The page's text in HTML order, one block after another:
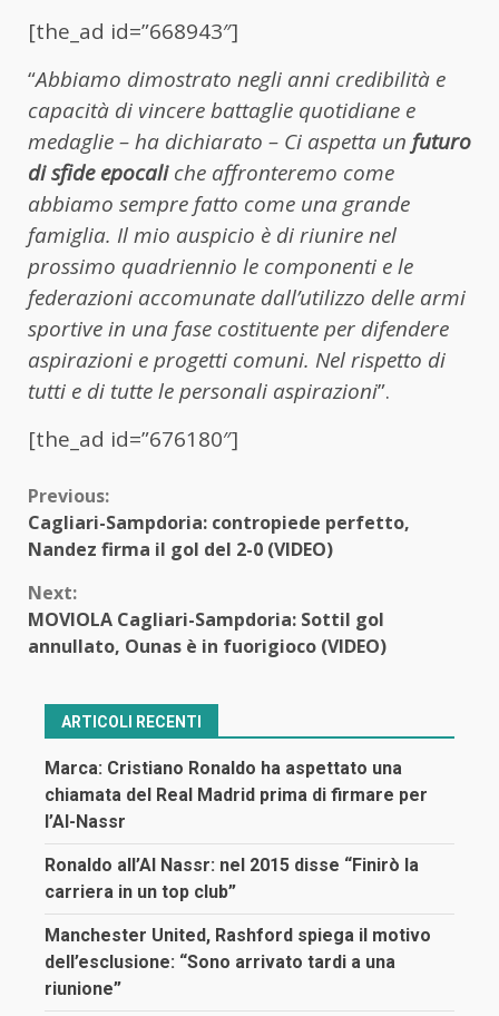
[the_ad id=”668943″]
“Abbiamo dimostrato negli anni credibilità e
capacità di vincere battaglie quotidiane e
medaglie – ha dichiarato – Ci aspetta un futuro
di sfide epocaliche affronteremo come
abbiamo sempre fatto come una grande
famiglia. Il mio auspicio è di riunire nel
prossimo quadriennio le componenti e le
federazioni accomunate dall’utilizzo delle armi
sportive in una fase costituente per difendere
aspirazioni e progetti comuni. Nel rispetto di
tutti e di tutte le personali aspirazioni”.
[the_ad id=”676180″]
Continue
Reading
Previous:
Cagliari-Sampdoria: contropiede perfetto,
Nandez firma il gol del 2-0 (VIDEO)
Next:
MOVIOLA Cagliari-Sampdoria: Sottil gol
annullato, Ounas è in fuorigioco (VIDEO)
ARTICOLI RECENTI
Marca: Cristiano Ronaldo ha aspettato una
chiamata del Real Madrid prima di firmare per
l’Al-Nassr
Ronaldo all’Al Nassr: nel 2015 disse “Finirò la
carriera in un top club”
Manchester United, Rashford spiega il motivo
dell’esclusione: “Sono arrivato tardi a una
riunione”